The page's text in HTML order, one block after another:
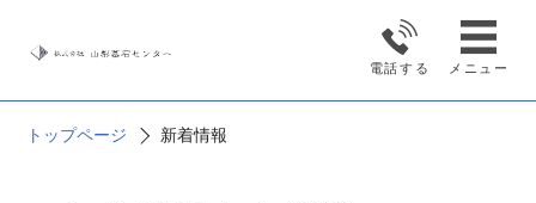
電話する メニュー
トップページ 新着情報